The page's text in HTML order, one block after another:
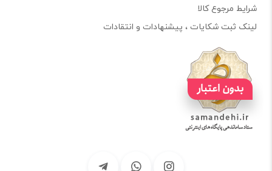
شرایط مرجوع کالا
لینک ثبت شکایات ، پیشنهادات و انتقادات